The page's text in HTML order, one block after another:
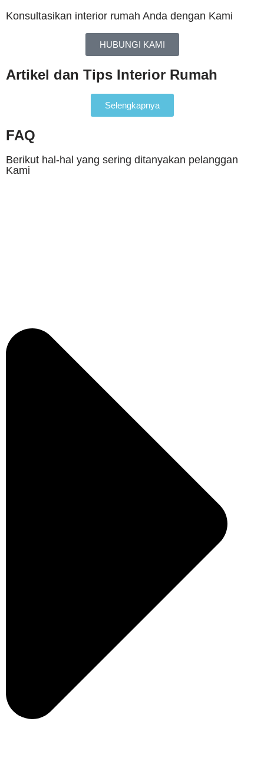
Konsultasikan interior rumah Anda dengan Kami
HUBUNGI KAMI
Artikel dan Tips Interior Rumah
Selengkapnya
FAQ
Berikut hal-hal yang sering ditanyakan pelanggan
Kami